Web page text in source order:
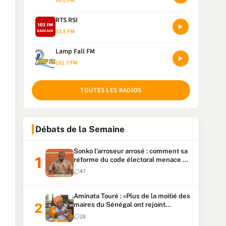
RTS RSI
92.5 FM
Lamp Fall FM
101.7 FM
TOUTES LES RADIOS
Débats de la Semaine
Sonko l’arroseur arrosé : comment sa
réforme du code électoral menace sa
candidature
47
Aminata Touré : «Plus de la moitié des
maires du Sénégal ont rejoint
Kiiraay»
28